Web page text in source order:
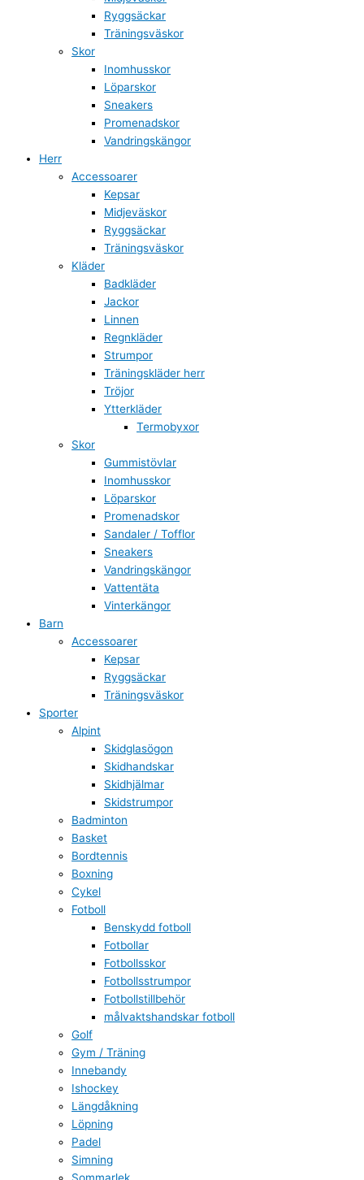
Ryggsäckar
Träningsväskor
Skor
Inomhusskor
Löparskor
Sneakers
Promenadskor
Vandringskängor
Herr
Accessoarer
Kepsar
Midjeväskor
Ryggsäckar
Träningsväskor
Kläder
Badkläder
Jackor
Linnen
Regnkläder
Strumpor
Träningskläder herr
Tröjor
Ytterkläder
Termobyxor
Skor
Gummistövlar
Inomhusskor
Löparskor
Promenadskor
Sandaler / Tofflor
Sneakers
Vandringskängor
Vattentäta
Vinterkängor
Barn
Accessoarer
Kepsar
Ryggsäckar
Träningsväskor
Sporter
Alpint
Skidglasögon
Skidhandskar
Skidhjälmar
Skidstrumpor
Badminton
Basket
Bordtennis
Boxning
Cykel
Fotboll
Benskydd fotboll
Fotbollar
Fotbollsskor
Fotbollsstrumpor
Fotbollstillbehör
målvaktshandskar fotboll
Golf
Gym / Träning
Innebandy
Ishockey
Längdåkning
Löpning
Padel
Simning